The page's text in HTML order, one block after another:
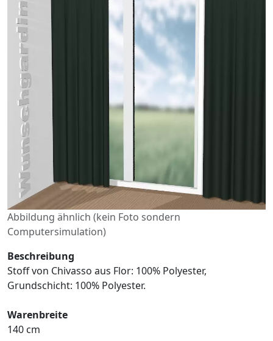
Abbildung ähnlich (kein Foto sondern
Computersimulation)
Beschreibung
Stoff von Chivasso aus Flor: 100% Polyester,
Grundschicht: 100% Polyester.
Warenbreite
140 cm